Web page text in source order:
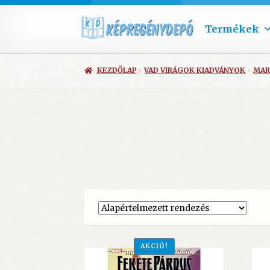
Termékek
KEZDŐLAP VAD VIRÁGOK KIADVÁNYOK
AKCIÓ!